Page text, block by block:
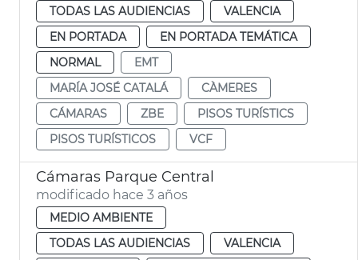
TODAS LAS AUDIENCIAS
VALENCIA
EN PORTADA
EN PORTADA TEMÁTICA
NORMAL
EMT
MARÍA JOSÉ CATALÁ
CÀMERES
CÁMARAS
ZBE
PISOS TURÍSTICS
PISOS TURÍSTICOS
VCF
Cámaras Parque Central
modificado hace 3 años
MEDIO AMBIENTE
TODAS LAS AUDIENCIAS
VALENCIA